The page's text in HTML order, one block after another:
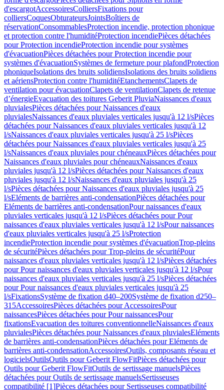
d'escargotAccessoiresColliersFixations pour
colliersCoquesObturateursJointsBoîtiers de
réservationConsommablesProtection incendie, protection phonique
et protection contre l'humiditéProtection incendiePièces détachées
pour Protection incendieProtection incendie pour systèmes
d'évacuationPièces détachées pour Protection incendie pour
systèmes d'évacuationSystèmes de fermeture pour plafondProtection
phoniqueIsolations des bruits solidiensIsolations des bruits solidiens
et aériensProtection contre l'humiditéEtanchementsClapets de
ventilation pour évacuationClapets de ventilationClapets de retenue
d’énergieEvacuation des toitures Geberit PluviaNaissances d'eaux
pluvialesPièces détachées pour Naissances d'eaux
pluvialesNaissances d'eaux pluviales verticales jusqu'à 12 l/sPièces
détachées pour Naissances d'eaux pluviales verticales jusqu'à 12
l/sNaissances d'eaux pluviales verticales jusqu'à 25 l/sPièces
détachées pour Naissances d'eaux pluviales verticales jusqu'à 25
l/sNaissances d'eaux pluviales pour chéneauxPièces détachées pour
Naissances d'eaux pluviales pour chéneauxNaissances d'eaux
pluviales jusqu'à 12 l/sPièces détachées pour Naissances d'eaux
pluviales jusqu'à 12 l/sNaissances d'eaux pluviales jusqu'à 25
l/sPièces détachées pour Naissances d'eaux pluviales jusqu'à 25
l/sEléments de barrières anti-condensationPièces détachées pour
Eléments de barrières anti-condensationPour naissances d'eaux
pluviales verticales jusqu'à 12 l/sPièces détachées pour Pour
naissances d'eaux pluviales verticales jusqu'à 12 l/sPour naissances
d'eaux pluviales verticales jusqu'à 25 l/sProtection
incendieProtection incendie pour systèmes d'évacuationTrop-pleins
de sécuritéPièces détachées pour Trop-pleins de sécuritéPour
naissances d'eaux pluviales verticales jusqu'à 12 l/sPièces détachées
pour Pour naissances d'eaux pluviales verticales jusqu'à 12 l/sPour
naissances d'eaux pluviales verticales jusqu'à 25 l/sPièces détachées
pour Pour naissances d'eaux pluviales verticales jusqu'à 25
l/sFixationsSystème de fixation d40–200Système de fixation d250–
315AccessoiresPièces détachées pour AccessoiresPour
naissancesPièces détachées pour Pour naissancesPour
fixationsEvacuation des toitures conventionnelleNaissances d'eaux
pluvialesPièces détachées pour Naissances d'eaux pluvialesEléments
de barrières anti-condensationPièces détachées pour Eléments de
barrières anti-condensationAccessoiresOutils, composants réseau et
logicielsOutilsOutils pour Geberit FlowFitPièces détachées pour
Outils pour Geberit FlowFitOutils de sertissage manuelsPièces
détachées pour Outils de sertissage manuelsSertisseuses
compatibilité [1]Pièces détachées pour Sertisseuses compatibilité